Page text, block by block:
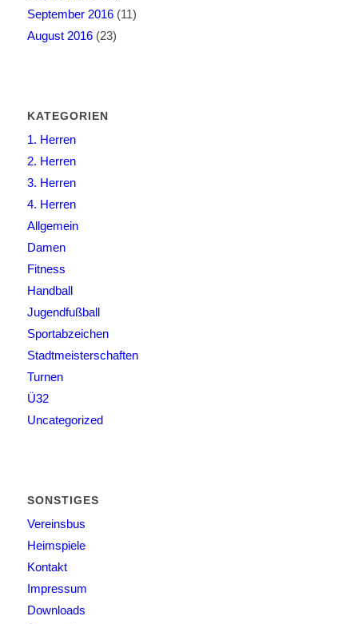
September 2016(11)
August 2016(23)
KATEGORIEN
1. Herren
2. Herren
3. Herren
4. Herren
Allgemein
Damen
Fitness
Handball
Jugendfußball
Sportabzeichen
Stadtmeisterschaften
Turnen
Ü32
Uncategorized
SONSTIGES
Vereinsbus
Heimspiele
Kontakt
Impressum
Downloads